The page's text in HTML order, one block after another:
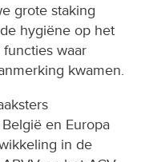
grote staking
hygiëne op het
waar
kwamen.
en Europa
in de